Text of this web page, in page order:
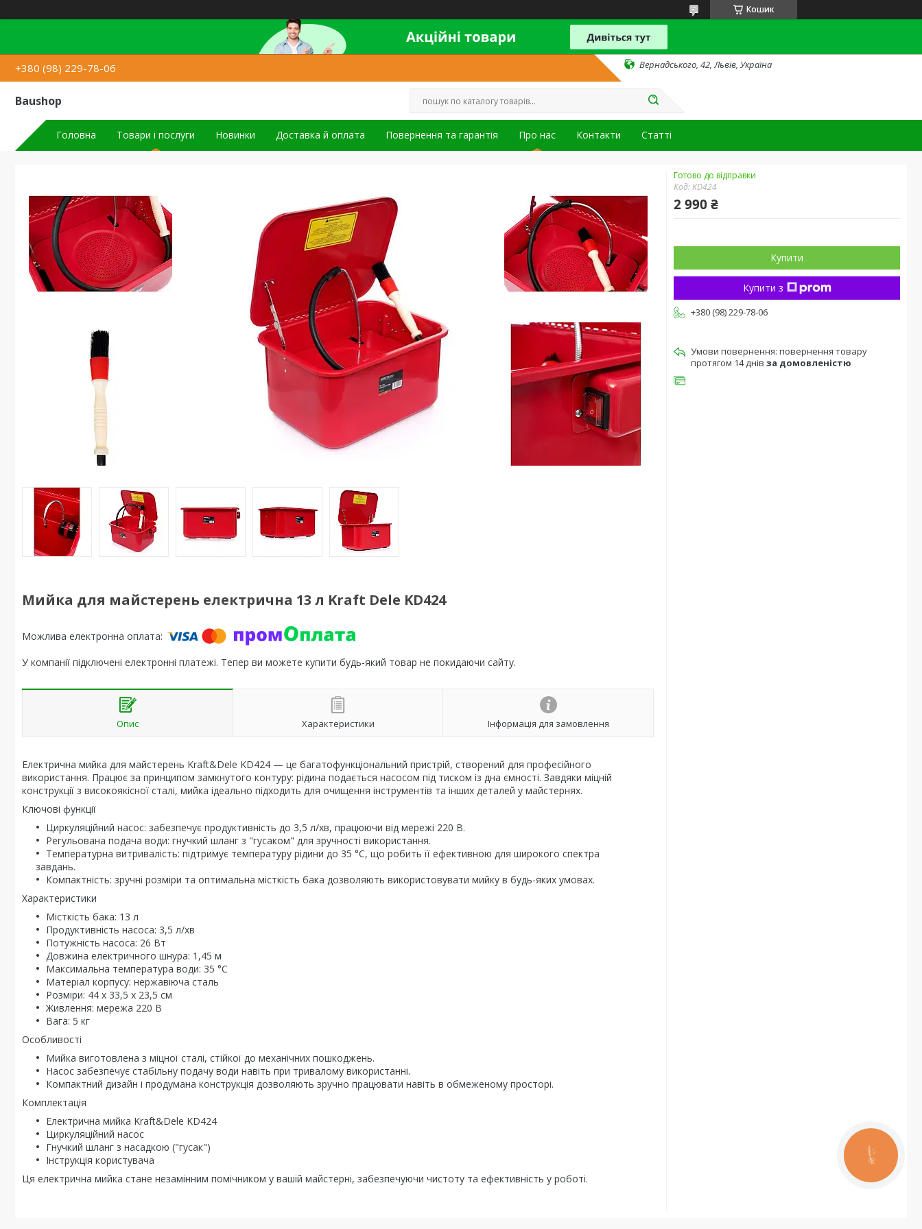
Кошик
+380 (98) 229-78-06 Вернадського, 42, Львів, Україна
Baushop
Головна Товари і послуги Новинки Доставка й оплата Повернення та гарантія Про нас Контакти Статті
Мийка для майстерень електрична 13 л Kraft Dele KD424
У компанії підключені електронні платежі. Тепер ви можете купити будь-який товар не покидаючи сайту.
Опис Характеристики Інформація для замовлення
Електрична мийка для майстерень Kraft&Dele KD424 — це багатофункціональний пристрій, створений для професійного
використання. Працює за принципом замкнутого контуру: рідина подається насосом під тиском із дна ємності. Завдяки міцній
конструкції з високоякісної сталі, мийка ідеально підходить для очищення інструментів та інших деталей у майстернях.
Ключові функції
Циркуляційний насос: забезпечує продуктивність до 3,5 л/хв, працюючи від мережі 220 В.
Регульована подача води: гнучкий шланг з "гусаком" для зручності використання.
Температурна витривалість: підтримує температуру рідини до 35 °C, що робить її ефективною для широкого спектра
завдань.
Компактність: зручні розміри та оптимальна місткість бака дозволяють використовувати мийку в будь-яких умовах.
Характеристики
Місткість бака: 13 л
Продуктивність насоса: 3,5 л/хв
Потужність насоса: 26 Вт
Довжина електричного шнура: 1,45 м
Максимальна температура води: 35 °C
Матеріал корпусу: нержавіюча сталь
Розміри: 44 х 33,5 х 23,5 см
Живлення: мережа 220 В
Вага: 5 кг
Особливості
Мийка виготовлена з міцної сталі, стійкої до механічних пошкоджень.
Насос забезпечує стабільну подачу води навіть при тривалому використанні.
Компактний дизайн і продумана конструкція дозволяють зручно працювати навіть в обмеженому просторі.
Комплектація
Електрична мийка Kraft&Dele KD424
Циркуляційний насос
Гнучкий шланг з насадкою ("гусак")
Інструкція користувача
Ця електрична мийка стане незамінним помічником у вашій майстерні, забезпечуючи чистоту та ефективність у роботі.
Готово до відправки
Код:KD424
2 990 ₴
Купити
Купити з
+380 (98) 229-78-06
повернення товару
протягом 14 днів за домовленістю
КНОПКА
ЗВ'ЯЗКУ